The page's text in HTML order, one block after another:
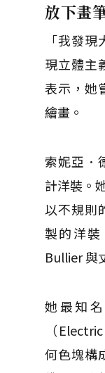
放下畫
「我發
現立體主
表示，她
繪畫。
索妮亞．
計洋裝。
以不規則
製的洋
Bullier 與
她最知
（
何色塊構